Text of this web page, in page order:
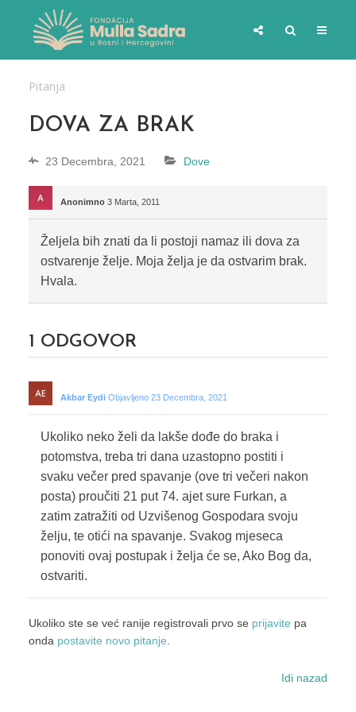
Pitanja
DOVA ZA BRAK
23 Decembra, 2021 Dove
Anonimno 3 Marta, 2011
Željela bih znati da li postoji namaz ili dova za
ostvarenje želje. Moja želja je da ostvarim brak.
Hvala.
1 ODGOVOR
Akbar Eydi Objavljeno 23 Decembra, 2021
Ukoliko neko želi da lakše dođe do braka i
potomstva, treba tri dana uzastopno postiti i
svaku večer pred spavanje (ove tri večeri nakon
posta) proučiti 21 put 74. ajet sure Furkan, a
zatim zatražiti od Uzvišenog Gospodara svoju
želju, te otići na spavanje. Svakog mjeseca
ponoviti ovaj postupak i želja će se, Ako Bog da,
ostvariti.
Ukoliko ste se već ranije registrovali prvo se prijavite pa
onda postavite novo pitanje.
Idi nazad